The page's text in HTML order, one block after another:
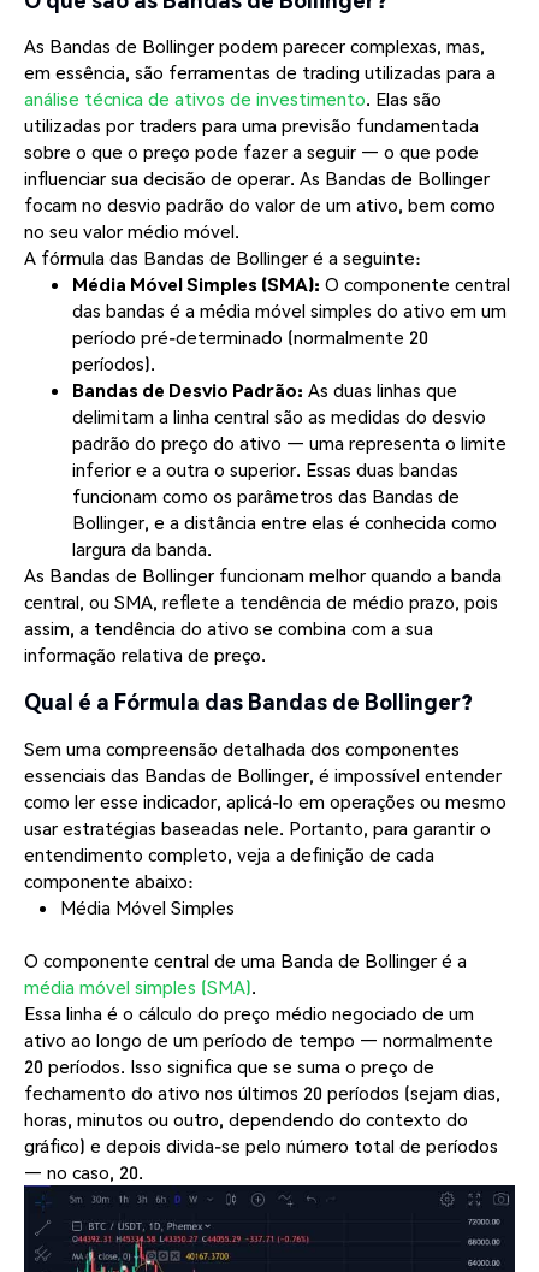
As Bandas de Bollinger podem parecer complexas, mas,
em essência, são ferramentas de trading utilizadas para a
análise técnica de ativos de investimento. Elas são
utilizadas por traders para uma previsão fundamentada
sobre o que o preço pode fazer a seguir — o que pode
influenciar sua decisão de operar. As Bandas de Bollinger
focam no desvio padrão do valor de um ativo, bem como
no seu valor médio móvel.
A fórmula das Bandas de Bollinger é a seguinte:
Média Móvel Simples (SMA): O componente central
das bandas é a média móvel simples do ativo em um
período pré-determinado (normalmente 20
períodos).
Bandas de Desvio Padrão: As duas linhas que
delimitam a linha central são as medidas do desvio
padrão do preço do ativo — uma representa o limite
inferior e a outra o superior. Essas duas bandas
funcionam como os parâmetros das Bandas de
Bollinger, e a distância entre elas é conhecida como
largura da banda.
As Bandas de Bollinger funcionam melhor quando a banda
central, ou SMA, reflete a tendência de médio prazo, pois
assim, a tendência do ativo se combina com a sua
informação relativa de preço.
Qual é a Fórmula das Bandas de Bollinger?
Sem uma compreensão detalhada dos componentes
essenciais das Bandas de Bollinger, é impossível entender
como ler esse indicador, aplicá-lo em operações ou mesmo
usar estratégias baseadas nele. Portanto, para garantir o
entendimento completo, veja a definição de cada
componente abaixo:
Média Móvel Simples
O componente central de uma Banda de Bollinger é a
média móvel simples (SMA).
Essa linha é o cálculo do preço médio negociado de um
ativo ao longo de um período de tempo — normalmente
20 períodos. Isso significa que se suma o preço de
fechamento do ativo nos últimos 20 períodos (sejam dias,
horas, minutos ou outro, dependendo do contexto do
gráfico) e depois divida-se pelo número total de períodos
— no caso, 20.